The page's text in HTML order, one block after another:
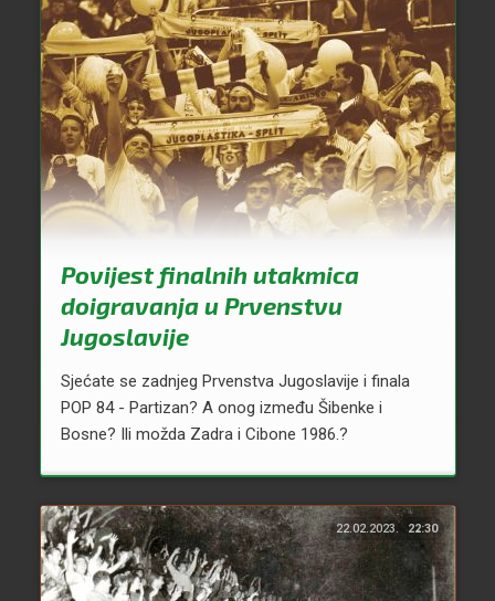
Povijest finalnih utakmica
doigravanja u Prvenstvu
Jugoslavije
Sjećate se zadnjeg Prvenstva Jugoslavije i finala
POP 84 - Partizan? A onog između Šibenke i
Bosne? Ili možda Zadra i Cibone 1986.?
22.02.2023. 22:30